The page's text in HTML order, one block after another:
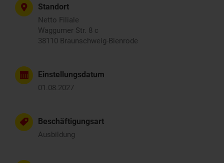
Standort
Netto Filiale
Waggumer Str. 8 c
38110 Braunschweig-Bienrode
Einstellungsdatum
01.08.2027
Beschäftigungsart
Ausbildung